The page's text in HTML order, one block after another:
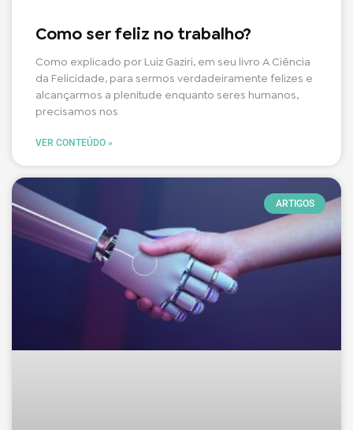
Como ser feliz no trabalho?
Como explicado por Luiz Gaziri, em seu livro A Ciência
da Felicidade, para sermos verdadeiramente felizes e
alcançarmos a plenitude enquanto seres humanos,
precisamos nos
VER CONTEÚDO »
ARTIGOS